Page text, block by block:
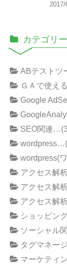
2017/
カテゴリー
ABテストツ
ＧＡで使え
Google
SEO関連
wordpress(
アクセス解
アクセス解
アクセス解
ショッピン
ソーシャル
タグマネー
マーケティ